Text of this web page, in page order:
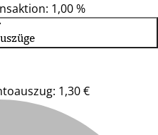
1,00 %
1,30 €